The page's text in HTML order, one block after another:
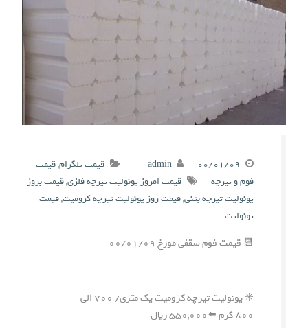
۰۰/۰۱/۰۹ admin قیمت تلگرام,قیمت
فوم و تیرچه
قیمت امروز یونولیت تیرچه فلزی,قیمت بروز
یونولیت تیرچه بتنی,قیمت روز یونولیت تیرچه کرومیت,قیمت
یونولیت
📆 قیمت فوم سقفی مورخ ۰۰/۰۱/۰۹
✳️ یونولیت تیرچه کرومیت یک متری/ ۷۰۰ الی
۸۰۰ گرم ⬅️۵۵۰,۰۰۰ ریال